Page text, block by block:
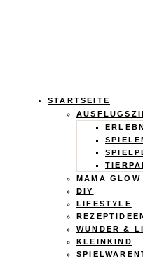
Calistas
Traum
STARTSEITE
MAMA GLOW
DIY
LIFESTYLE
WUNDER &
KLEINKIND